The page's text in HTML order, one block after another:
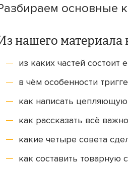
основные
нашего материала
из каких частей состоит
в чём особенности
как написать цепляющую
как рассказать всё
какие четыре совета
как составить товарную